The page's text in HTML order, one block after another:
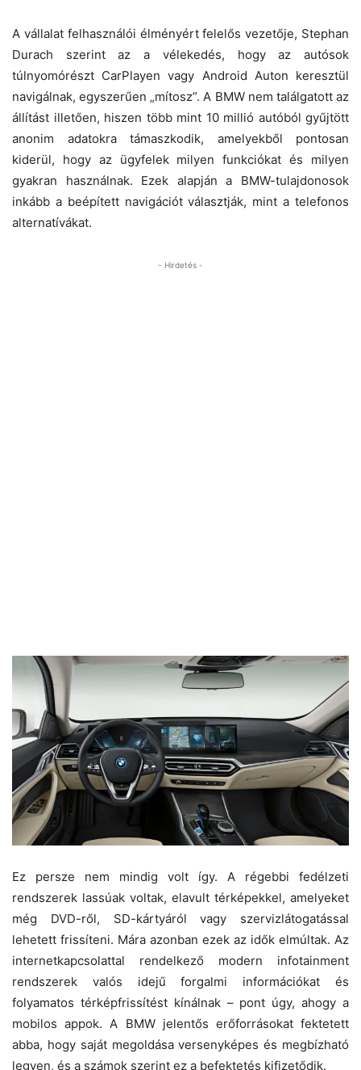
A vállalat felhasználói élményért felelős vezetője, Stephan
Durach szerint az a vélekedés, hogy az autósok
túlnyomórészt CarPlayen vagy Android Auton keresztül
navigálnak, egyszerűen „mítosz”. A BMW nem találgatott az
állítást illetően, hiszen több mint 10 millió autóból gyűjtött
anonim adatokra támaszkodik, amelyekből pontosan
kiderül, hogy az ügyfelek milyen funkciókat és milyen
gyakran használnak. Ezek alapján a BMW-tulajdonosok
inkább a beépített navigációt választják, mint a telefonos
alternatívákat.
- Hirdetés -
Ez persze nem mindig volt így. A régebbi fedélzeti
rendszerek lassúak voltak, elavult térképekkel, amelyeket
még DVD-ről, SD-kártyáról vagy szervizlátogatással
lehetett frissíteni. Mára azonban ezek az idők elmúltak. Az
internetkapcsolattal rendelkező modern infotainment
rendszerek valós idejű forgalmi információkat és
folyamatos térképfrissítést kínálnak – pont úgy, ahogy a
mobilos appok. A BMW jelentős erőforrásokat fektetett
abba, hogy saját megoldása versenyképes és megbízható
legyen, és a számok szerint ez a befektetés kifizetődik.